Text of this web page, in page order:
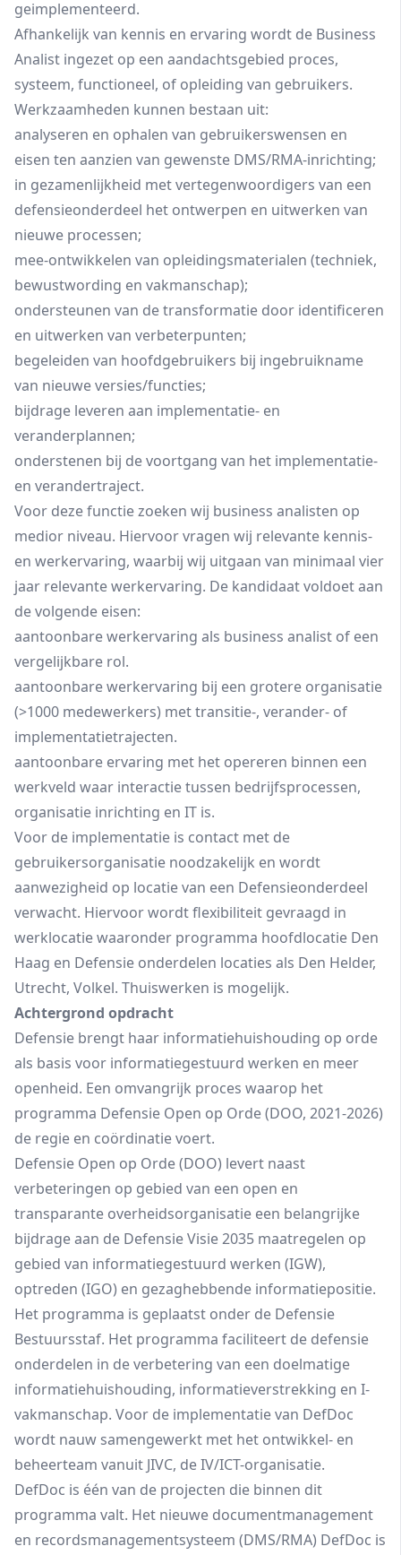
geimplementeerd.
Afhankelijk van kennis en ervaring wordt de Business
Analist ingezet op een aandachtsgebied proces,
systeem, functioneel, of opleiding van gebruikers.
Werkzaamheden kunnen bestaan uit:
analyseren en ophalen van gebruikerswensen en
eisen ten aanzien van gewenste DMS/RMA-inrichting;
in gezamenlijkheid met vertegenwoordigers van een
defensieonderdeel het ontwerpen en uitwerken van
nieuwe processen;
mee-ontwikkelen van opleidingsmaterialen (techniek,
bewustwording en vakmanschap);
ondersteunen van de transformatie door identificeren
en uitwerken van verbeterpunten;
begeleiden van hoofdgebruikers bij ingebruikname
van nieuwe versies/functies;
bijdrage leveren aan implementatie- en
veranderplannen;
onderstenen bij de voortgang van het implementatie-
en verandertraject.
Voor deze functie zoeken wij business analisten op
medior niveau. Hiervoor vragen wij relevante kennis-
en werkervaring, waarbij wij uitgaan van minimaal vier
jaar relevante werkervaring. De kandidaat voldoet aan
de volgende eisen:
aantoonbare werkervaring als business analist of een
vergelijkbare rol.
aantoonbare werkervaring bij een grotere organisatie
(>1000 medewerkers) met transitie-, verander- of
implementatietrajecten.
aantoonbare ervaring met het opereren binnen een
werkveld waar interactie tussen bedrijfsprocessen,
organisatie inrichting en IT is.
Voor de implementatie is contact met de
gebruikersorganisatie noodzakelijk en wordt
aanwezigheid op locatie van een Defensieonderdeel
verwacht. Hiervoor wordt flexibiliteit gevraagd in
werklocatie waaronder programma hoofdlocatie Den
Haag en Defensie onderdelen locaties als Den Helder,
Utrecht, Volkel. Thuiswerken is mogelijk.
Achtergrond opdracht
Defensie brengt haar informatiehuishouding op orde
als basis voor informatiegestuurd werken en meer
openheid. Een omvangrijk proces waarop het
programma Defensie Open op Orde (DOO, 2021-2026)
de regie en coördinatie voert.
Defensie Open op Orde (DOO) levert naast
verbeteringen op gebied van een open en
transparante overheidsorganisatie een belangrijke
bijdrage aan de Defensie Visie 2035 maatregelen op
gebied van informatiegestuurd werken (IGW),
optreden (IGO) en gezaghebbende informatiepositie.
Het programma is geplaatst onder de Defensie
Bestuursstaf. Het programma faciliteert de defensie
onderdelen in de verbetering van een doelmatige
informatiehuishouding, informatieverstrekking en I-
vakmanschap. Voor de implementatie van DefDoc
wordt nauw samengewerkt met het ontwikkel- en
beheerteam vanuit JIVC, de IV/ICT-organisatie.
DefDoc is één van de projecten die binnen dit
programma valt. Het nieuwe documentmanagement
en recordsmanagementsysteem (DMS/RMA) DefDoc is